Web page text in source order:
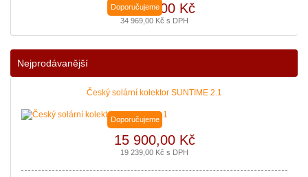
Doporučujeme
28 900,00 Kč
34 969,00 Kč s DPH
Nejprodávanější
Český solární kolektor SUNTIME 2.1
Doporučujeme
15 900,00 Kč
19 239,00 Kč s DPH